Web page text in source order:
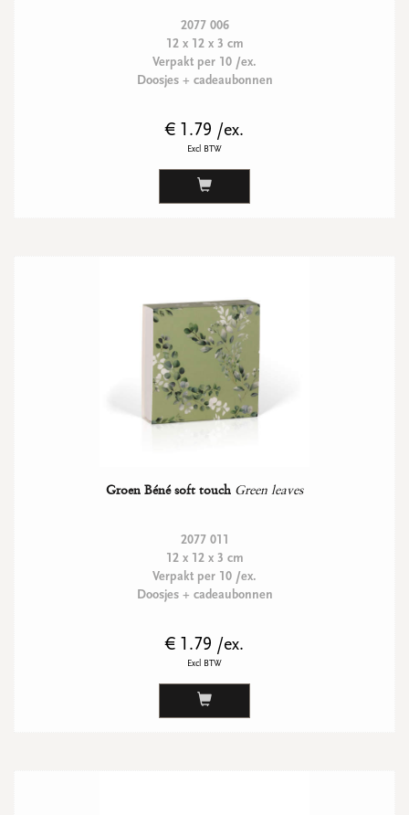
2077 006
12 x 12 x 3 cm
Verpakt per 10 /ex.
Doosjes + cadeaubonnen
€ 1.79 /ex.
Excl BTW
Groen Béné soft touch Green leaves
2077 011
12 x 12 x 3 cm
Verpakt per 10 /ex.
Doosjes + cadeaubonnen
€ 1.79 /ex.
Excl BTW